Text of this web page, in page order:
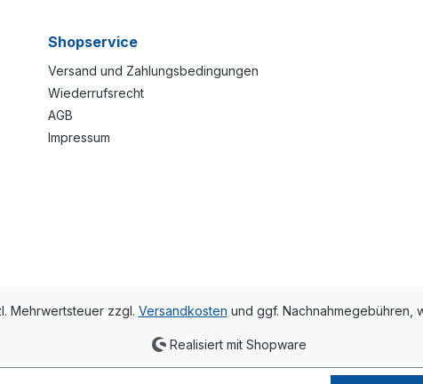
Shopservice
Versand und Zahlungsbedingungen
Wiederrufsrecht
AGB
Impressum
Mehrwertsteuer zzgl. Versandkosten und ggf. Nachnahmegebühren,
Realisiert mit Shopware